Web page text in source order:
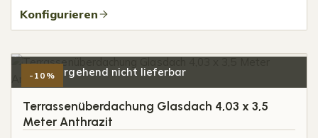
Konfigurieren
-10%
Vorübergehend nicht lieferbar
Terrassenüberdachung Glasdach 4,03 x 3,5
Meter Anthrazit